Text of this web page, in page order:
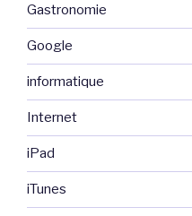
Gastronomie
Google
informatique
Internet
iPad
iTunes